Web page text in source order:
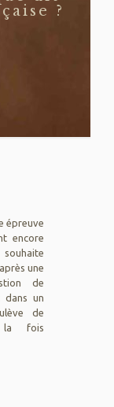
?
épreuve
encore
une
de
dans un
de
la fois